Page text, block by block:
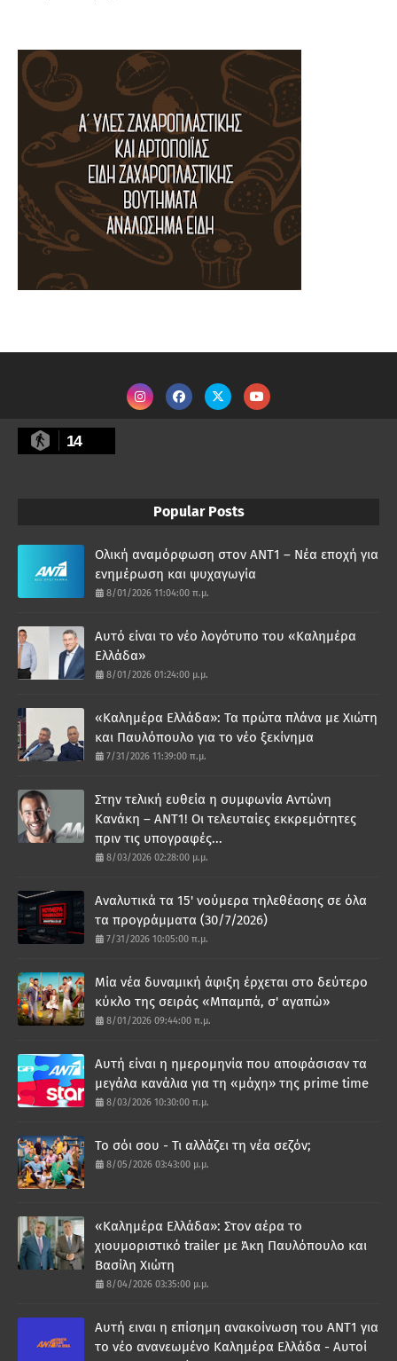
14
Popular Posts
Ολική αναμόρφωση στον ΑΝΤ1 – Νέα εποχή για
ενημέρωση και ψυχαγωγία
8/01/2026 11:04:00 π.μ.
Αυτό είναι το νέο λογότυπο του «Καλημέρα
Ελλάδα»
8/01/2026 01:24:00 μ.μ.
«Καλημέρα Ελλάδα»: Τα πρώτα πλάνα με Χιώτη
και Παυλόπουλο για το νέο ξεκίνημα
7/31/2026 11:39:00 π.μ.
Στην τελική ευθεία η συμφωνία Αντώνη
Κανάκη – ΑΝΤ1! Οι τελευταίες εκκρεμότητες
πριν τις υπογραφές...
8/03/2026 02:28:00 μ.μ.
Αναλυτικά τα 15' νούμερα τηλεθέασης σε όλα
τα προγράμματα (30/7/2026)
7/31/2026 10:05:00 π.μ.
Μία νέα δυναμική άφιξη έρχεται στο δεύτερο
κύκλο της σειράς «Μπαμπά, σ' αγαπώ»
8/01/2026 09:44:00 π.μ.
Αυτή είναι η ημερομηνία που αποφάσισαν τα
μεγάλα κανάλια για τη «μάχη» της prime time
8/03/2026 10:30:00 π.μ.
Το σόι σου - Τι αλλάζει τη νέα σεζόν;
8/05/2026 03:43:00 μ.μ.
«Καλημέρα Ελλάδα»: Στον αέρα το
χιουμοριστικό trailer με Άκη Παυλόπουλο και
Βασίλη Χιώτη
8/04/2026 03:35:00 μ.μ.
Αυτή ειναι η επίσημη ανακοίνωση του ΑΝΤ1 για
το νέο ανανεωμένο Καλημέρα Ελλάδα - Αυτοί